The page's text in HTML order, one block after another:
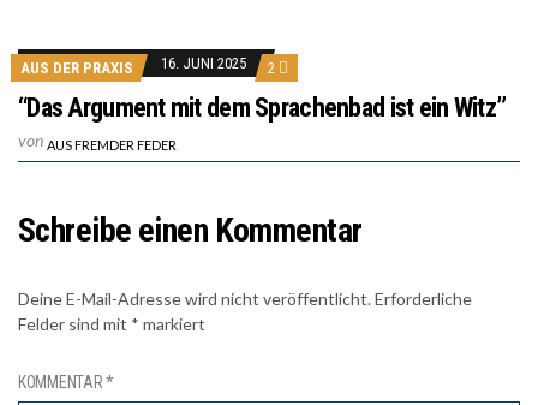
AUS DER PRAXIS 16. JUNI 2025 2
“Das Argument mit dem Sprachenbad ist ein Witz”
von AUS FREMDER FEDER
Schreibe einen Kommentar
Deine E-Mail-Adresse wird nicht veröffentlicht.Erforderliche
Felder sind mit * markiert
KOMMENTAR*